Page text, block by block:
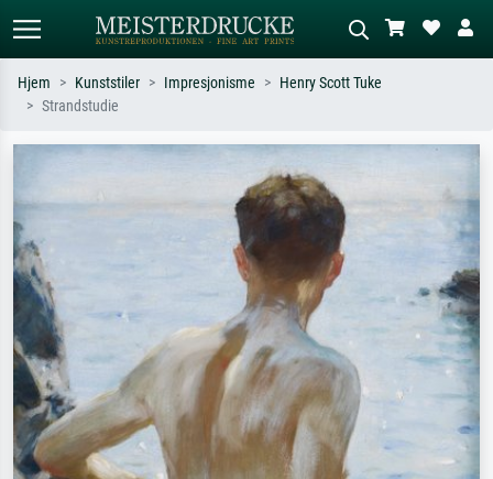
impresjonisme, Hokusai-bølgen, akt.
eng, abstrakt med mye rødt, mørkt
oljemaleri, stående akt ved et tre.
Hjem Kunststiler Impresjonisme
Henry Scott Tuke
Strandstudie